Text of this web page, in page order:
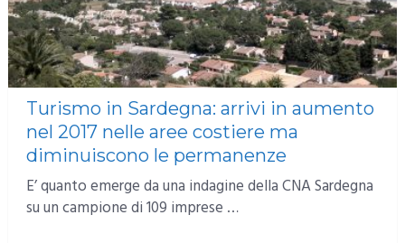
Turismo in Sardegna: arrivi in aumento
nel 2017 nelle aree costiere ma
diminuiscono le permanenze
E’ quanto emerge da una indagine della CNA Sardegna
su un campione di 109 imprese …